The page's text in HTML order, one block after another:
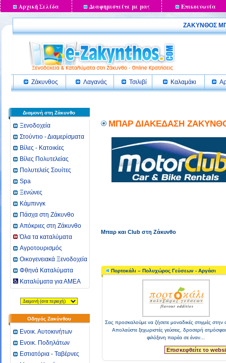
Αρχική Σελίδα Διαφημιστείτε με μας Επικοινωνία
ΖΑΚΥΝΘΟΣ
Ζάκυνθος Λαγανάς Τσιλιβί Καλαμάκι
Διαμονή στη Ζάκυνθο
Ξενοδοχεία
Στούντιο - Διαμερίσματα
Βίλες - Κατοικίες
Βίλες Πολυτελείας
Πολυτελείς Σουίτες
Spa
Ξενώνες
Κάμπινγκ
Πάσχα στη Ζάκυνθο
Απόκριες στη Ζάκυνθο
Όλα τα καταλύματα
Αγροτουρισμός
Οικογενειακά Ξενοδοχεία
Φθηνά Καταλύματα
Καταλύματα για ΑΜΕΑ
Οδηγός Ζακύνθου
Ενοικ. Αυτοκινήτων
Ενοικ. Ποδηλάτων
Εστιατόρια - Ταβέρνες
ΜΠΑΡ ΔΙΑΚΕΔΑΣΗ
Μπαρ και Club στη Ζάκυνθο
Πορτοκάλι – Πολυχώρος Γεύσεων - Αργάσι
Σας προσκαλούμε να ζήσετε μοναδικές στιγμές στην
Απολαύστε ξεχωριστές γεύσεις, δροσερή
φιλόξενη παρέα σε έναν...
Επισκεφθείτε το